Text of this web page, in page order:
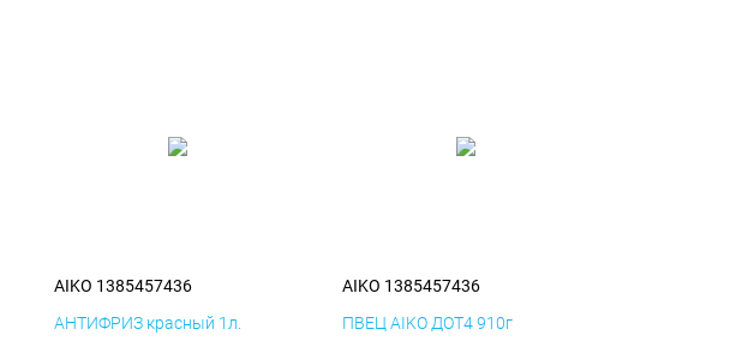
AIKO 1385457436
АНТИФРИЗ красный 1л.
AIKO 1385457436
ПВЕЦ AIKO ДОТ4 910г